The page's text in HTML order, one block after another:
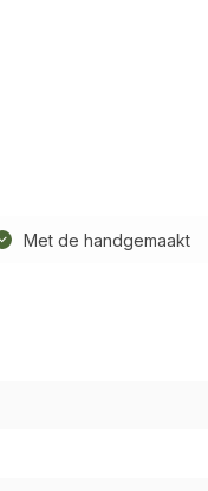
Met de handgemaakt